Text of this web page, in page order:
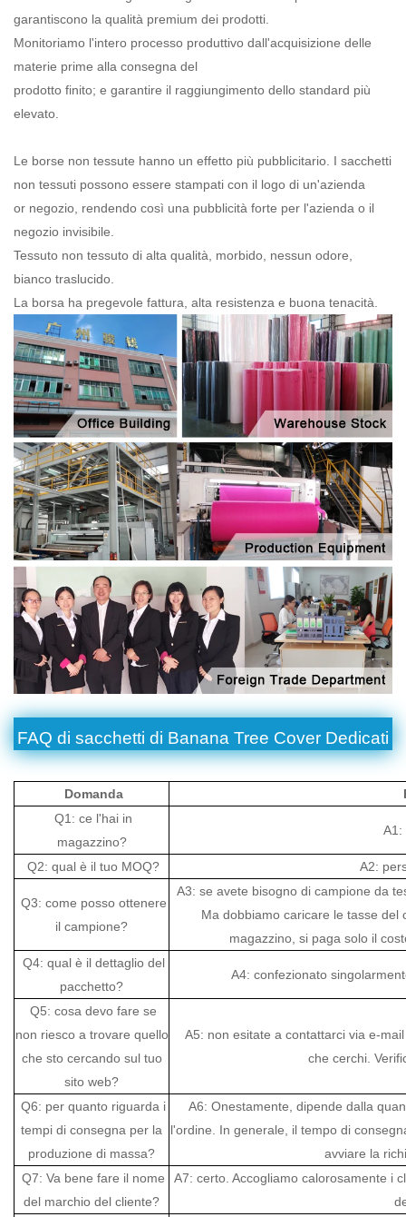
garantiscono la qualità premium dei prodotti.
Monitoriamo l'intero processo produttivo dall'acquisizione delle
materie prime alla consegna del
prodotto finito; e garantire il raggiungimento dello standard più
elevato.
Le borse non tessute hanno un effetto più pubblicitario. I sacchetti
non tessuti possono essere stampati con il logo di un'azienda
or negozio, rendendo così una pubblicità forte per l'azienda o il
negozio invisibile.
Tessuto non tessuto di alta qualità, morbido, nessun odore,
bianco traslucido.
La borsa ha pregevole fattura, alta resistenza e buona tenacità.
FAQ di sacchetti di Banana Tree Cover Dedicati
Domanda
Q1: ce l'hai in
magazzino?
A1:
Q2: qual è il tuo MOQ? A2:
Q3: come posso ottenere
il campione?
A3: se avete bisogno di campione da
Ma dobbiamo caricare le tasse
magazzino, si paga solo il
Q4: qual è il dettaglio del
pacchetto?
A4: confezionato
Q5: cosa devo fare se
non riesco a trovare quello
che sto cercando sul tuo
sito web?
A5: non esitate a contattarci via e-
che cerchi.
Q6: per quanto riguarda i
tempi di consegna per la
produzione di massa?
A6: Onestamente, dipende dalla
l'ordine. In generale, il tempo di
avviare la
Q7: Va bene fare il nome
del marchio del cliente?
A7: certo. Accogliamo calorosamente i